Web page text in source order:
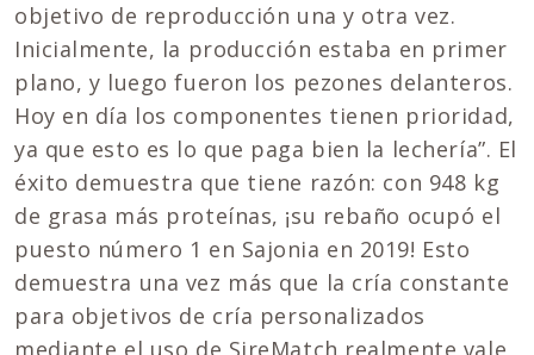
objetivo de reproducción una y otra vez.
Inicialmente, la producción estaba en primer
plano, y luego fueron los pezones delanteros.
Hoy en día los componentes tienen prioridad,
ya que esto es lo que paga bien la lechería”. El
éxito demuestra que tiene razón: con 948 kg
de grasa más proteínas, ¡su rebaño ocupó el
puesto número 1 en Sajonia en 2019! Esto
demuestra una vez más que la cría constante
para objetivos de cría personalizados
mediante el uso de SireMatch realmente vale